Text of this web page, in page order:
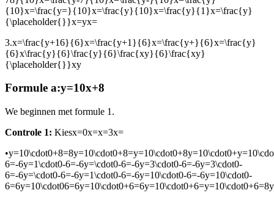
{10}x=\frac{y=}{10}x=\frac{y}{10}x=\frac{y}{1}x=\frac{y}
{\placeholder{}}x=yx=
3.x=\frac{y+16}{6}x=\frac{y+1}{6}x=\frac{y+}{6}x=\frac{y}
{6}x\frac{y}{6}\frac{y}{6}\frac{xy}{6}\frac{xy}
{\placeholder{}}xy
Formule a:y=10x+8
We beginnen met formule 1.
Controle 1: Kiesx=0x=x=3x=
•
6=-6y=1\cdot0-6=-6y=\cdot0-6=-6y=3\cdot0-6=-6y=3\cdot0-
6=-6y=\cdot0-6=-6y=1\cdot0-6=-6y=10\cdot0-6=-6y=10\cdot0-